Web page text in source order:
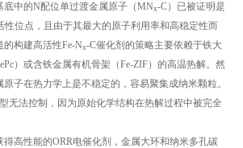
底中的N配位单过渡金属原子（MNx-C）已被证明是
性位点，且由于其最大的原子利用率和高稳定性而
构建高活性Fe-Nx-C催化剂的策略主要依赖于铁大
）或含铁金属有机骨架（Fe-ZIF）的高温热解。然
子在热力学上是不稳定的，容易聚集成纳米颗粒。
无法控制，因为原始化学结构在热解过程中被完全
高性能的ORR电催化剂，金属大环和纳米多孔碳